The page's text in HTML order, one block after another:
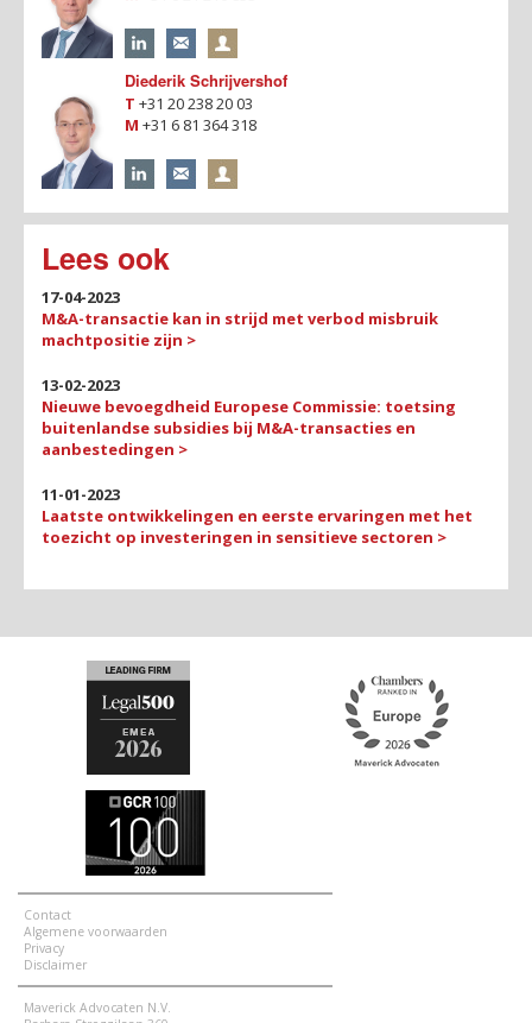
Diederik Schrijvershof
T +31 20 238 20 03
M +31 6 81 364 318
Lees ook
17-04-2023
M&A-transactie kan in strijd met verbod misbruik
machtpositie zijn >
13-02-2023
Nieuwe bevoegdheid Europese Commissie: toetsing
buitenlandse subsidies bij M&A-transacties en
aanbestedingen >
11-01-2023
Laatste ontwikkelingen en eerste ervaringen met het
toezicht op investeringen in sensitieve sectoren >
Contact
Algemene voorwaarden
Privacy
Disclaimer
Maverick Advocaten N.V.